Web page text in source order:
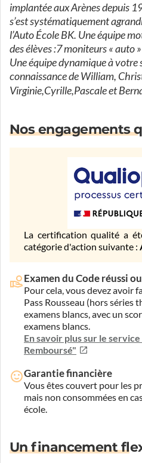
implantée aux Arènes depuis
s’est systématiquement
l’Auto École BK. Une équipe
des élèves :7 moniteurs « auto
Une équipe dynamique à votre
connaissance de William,
Virginie,Cyrille,Pascale et
Nos engagements
La certification qualité a
catégorie d'action suivante :
Examen du Code réussi
Pour cela, vous devez avoir
Pass Rousseau (hors séries
examens blancs, avec un
examens blancs.
En savoir plus sur le
Remboursé"
Garantie financière
Vous êtes couvert pour les
mais non consommées en
école.
Un financement